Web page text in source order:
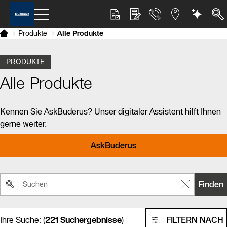
Produkte Alle Produkte
PRODUKTE
Alle Produkte
Kennen Sie AskBuderus? Unser digitaler Assistent hilft Ihnen
gerne weiter.
AskBuderus
Finden
FILTERN NACH
Ihre Suche: (221 Suchergebnisse)